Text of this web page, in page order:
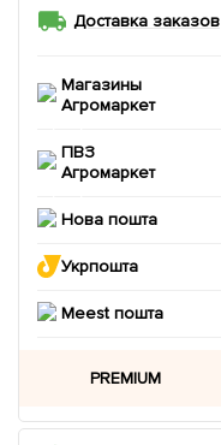
Доставка заказов
Магазины
Агромаркет
ПВЗ
Агромаркет
Нова пошта
Укрпошта
Meest пошта
PREMIUM